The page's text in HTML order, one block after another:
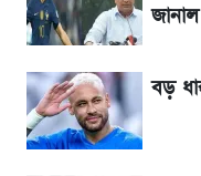
লাফিয়ে বাড়ল
রেকর্ড
৬ আগস্ট দেশের
বড়